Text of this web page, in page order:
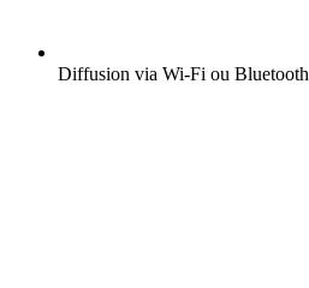
Diffusion via Wi-Fi ou Bluetooth